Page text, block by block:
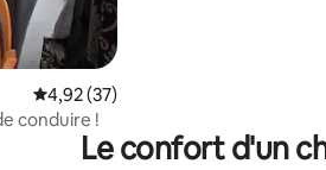
Évaluation moyenne sur la base de
4,92 (37)
conduire !
Le confort d'un